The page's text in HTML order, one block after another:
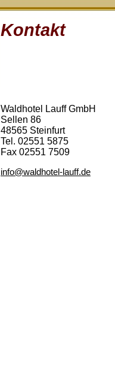
Kontakt
Waldhotel Lauff GmbH
Sellen 86
48565 Steinfurt
Tel. 02551 5875
Fax 02551 7509
info@waldhotel-lauff.de